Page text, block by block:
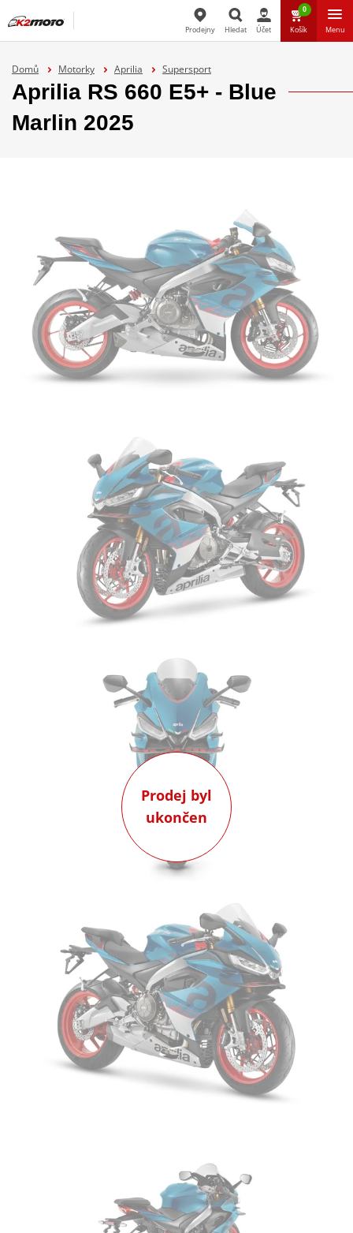
Prodejny Hledat Účet
0
Košík Menu
Domů Motorky Aprilia Supersport
Aprilia RS 660 E5+ - Blue
Marlin 2025
Prodej byl
ukončen